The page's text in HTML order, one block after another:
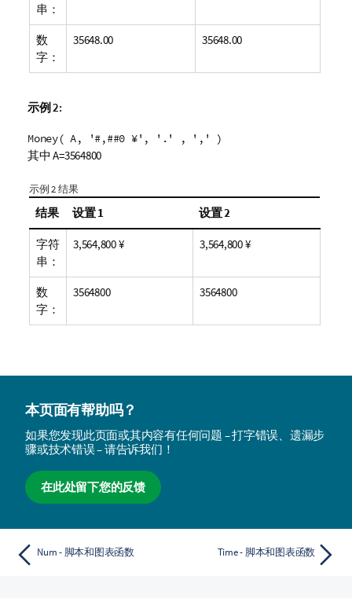
串：
数
字：
35648.00 35648.00
示例 2:
Money( A, '#,##0 ¥', '.' , ',' )
其中 A=3564800
示例 2 结果
结果 设置 1 设置 2
字符
串：
3,564,800 ¥ 3,564,800 ¥
数
字：
3564800 3564800
本页面有帮助吗？
如果您发现此页面或其内容有任何问题 – 打字错误、遗漏步
骤或技术错误 – 请告诉我们！
在此处留下您的反馈
Num - 脚本和图表函数 Time - 脚本和图表函数